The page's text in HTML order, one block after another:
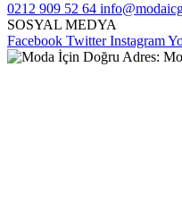
0212 909 52 64
SOSYAL MEDYA
Facebook TwitterInstagram